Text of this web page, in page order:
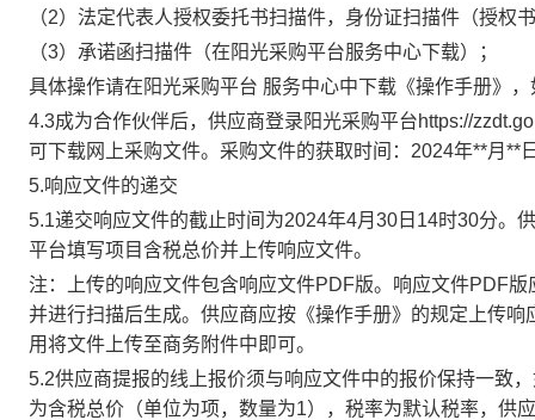
（2）法定代表人授权委托书扫描件，身份证扫描件（授权
（3）承诺函扫描件（在阳光采购平台服务中心下载）；
具体操作请在阳光采购平台 服务中心中下载《操作手册》
4.3成为合作伙伴后，供应商登录阳光采购平台https://
可下载网上采购文件。采购文件的获取时间： 2024年**月 **
5.响应文件的递交
5.1递交响应文件的截止时间为2024年4月 30 日 14时30分。
平台填写项目含税总价并上传响应文件。
注：上传的响应文件包含响应文件PDF版。响应文件PDF
并进行扫描后生成。 供应商应按《操作手册》的规定上传
用将文件上传至商务附件中即可。
5.2供应商提报的线上报价须与响应文件中的报价保持一致
为含税总价（单位为项，数量为1），税率为默认税率，供